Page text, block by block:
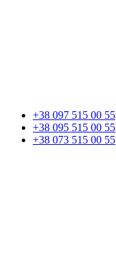
+38 097 515 00 55
+38 095 515 00 55
+38 073 515 00 55